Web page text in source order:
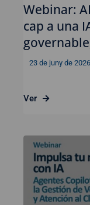
Webinar:
cap a una
23 de juny de 2026
Ver